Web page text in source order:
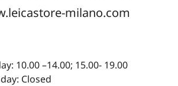
milano.com
10.00 –14.00; 15.00- 19.00
Closed